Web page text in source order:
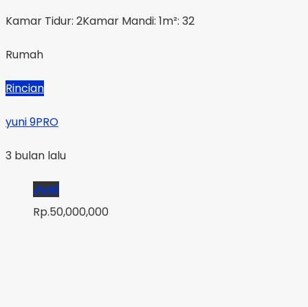
Kamar Tidur: 2Kamar Mandi: 1m²: 32
Rumah
Rincian
yuni 9PRO
3 bulan lalu
Jual
Rp.50,000,000